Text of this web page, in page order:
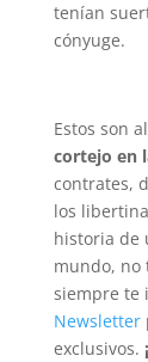
tenían
cónyuge.
Estos son
cortejo en
contrates,
los
historia de
mundo, no
siempre te
Newsletter
exclusivos.